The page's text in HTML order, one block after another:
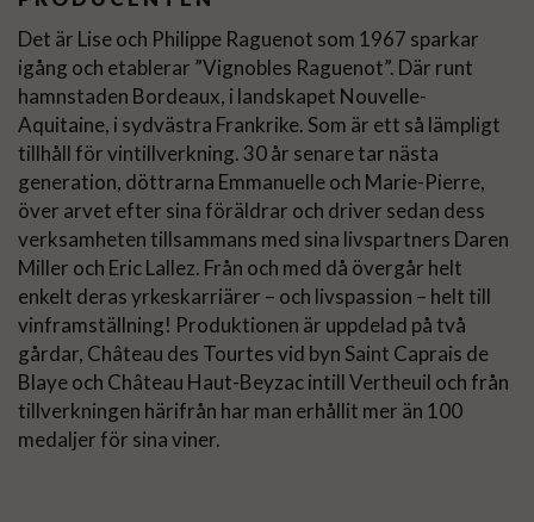
Det är Lise och Philippe Raguenot som 1967 sparkar
igång och etablerar ”Vignobles Raguenot”. Där runt
hamnstaden Bordeaux, i landskapet Nouvelle-
Aquitaine, i sydvästra Frankrike. Som är ett så lämpligt
tillhåll för vintillverkning. 30 år senare tar nästa
generation, döttrarna Emmanuelle och Marie-Pierre,
över arvet efter sina föräldrar och driver sedan dess
verksamheten tillsammans med sina livspartners Daren
Miller och Eric Lallez. Från och med då övergår helt
enkelt deras yrkeskarriärer – och livspassion – helt till
vinframställning! Produktionen är uppdelad på två
gårdar, Château des Tourtes vid byn Saint Caprais de
Blaye och Château Haut-Beyzac intill Vertheuil och från
tillverkningen härifrån har man erhållit mer än 100
medaljer för sina viner.